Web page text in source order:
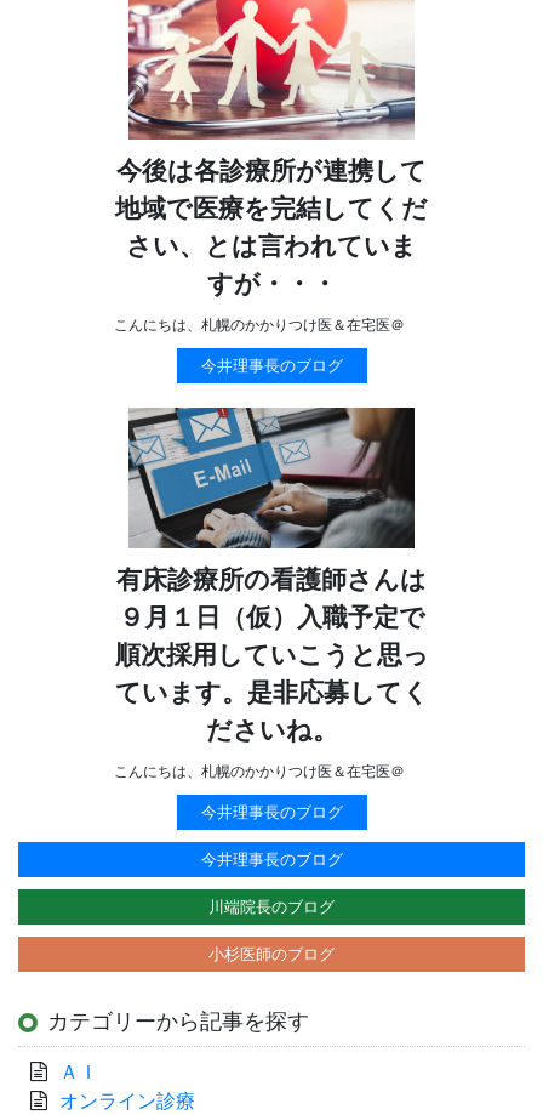
今後は各診療所が連携して
地域で医療を完結してくだ
さい、とは言われていま
すが・・・
こんにちは、札幌のかかりつけ医＆在宅医＠
今井理事長のブログ
有床診療所の看護師さんは
９月１日（仮）入職予定で
順次採用していこうと思っ
ています。是非応募してく
ださいね。
こんにちは、札幌のかかりつけ医＆在宅医＠
今井理事長のブログ
今井理事長のブログ
川端院長のブログ
小杉医師のブログ
カテゴリーから記事を探す
ＡＩ
オンライン診療